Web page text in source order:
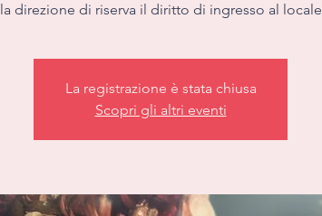
la direzione di riserva il diritto di ingresso al locale
La registrazione è stata chiusa
Scopri gli altri eventi